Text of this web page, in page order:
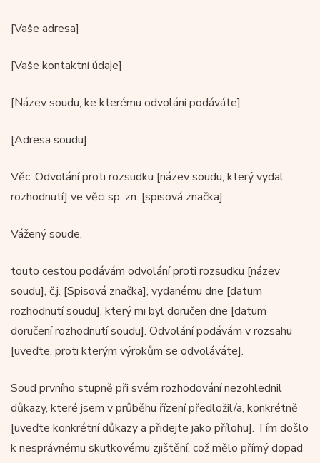
[Vaše adresa]
[Vaše kontaktní údaje]
[Název soudu, ke kterému odvolání podáváte]
[Adresa soudu]
Věc: Odvolání proti rozsudku [název soudu, který vydal
rozhodnutí] ve věci sp. zn. [spisová značka]
Vážený soude,
touto cestou podávám odvolání proti rozsudku [název
soudu], č.j. [Spisová značka], vydanému dne [datum
rozhodnutí soudu], který mi byl doručen dne [datum
doručení rozhodnutí soudu]. Odvolání podávám v rozsahu
[uveďte, proti kterým výrokům se odvoláváte].
Soud prvního stupně při svém rozhodování nezohlednil
důkazy, které jsem v průběhu řízení předložil/a, konkrétně
[uveďte konkrétní důkazy a přidejte jako přílohu]. Tím došlo
k nesprávnému skutkovému zjištění, což mělo přímý dopad